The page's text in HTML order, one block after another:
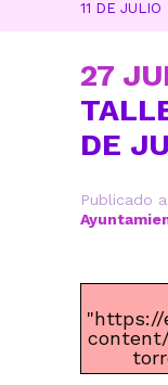
11 DE JULIO
27
DE
Publicado
"https://